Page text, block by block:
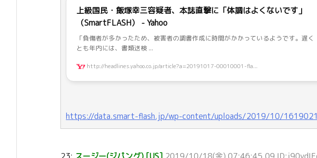
上級国民・飯塚幸三容疑者、本誌直撃に「体調はよくないです」
（SmartFLASH） - Yahoo
「負傷者が多かったため、被害者の調書作成に時間がかかっているようです。遅く
とも年内には、書類送検 ...
http://headlines.yahoo.co.jp/article?a=20191017-00010001-fla...
https://data.smart-flash.jp/wp-content/uploads/2019/10/